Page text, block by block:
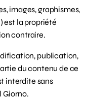
images, graphismes,
est la propriété
contraire.
publication,
du contenu de ce
interdite sans
Giorno.